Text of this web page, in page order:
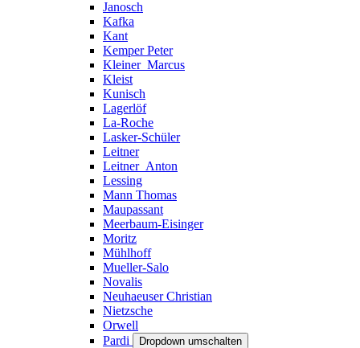
Janosch
Kafka
Kant
Kemper Peter
Kleiner_Marcus
Kleist
Kunisch
Lagerlöf
La-Roche
Lasker-Schüler
Leitner
Leitner_Anton
Lessing
Mann Thomas
Maupassant
Meerbaum-Eisinger
Moritz
Mühlhoff
Mueller-Salo
Novalis
Neuhaeuser Christian
Nietzsche
Orwell
Pardi
Dropdown umschalten